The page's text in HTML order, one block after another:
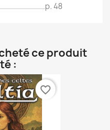
48
ce produit
:
favorite_border